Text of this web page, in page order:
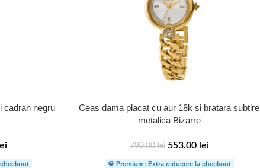
cadran negru
lei
Ceas dama placat cu aur 18k si bratara subtire
metalica Bizarre
790.00lei 553.00 lei
💎 Premium: Extra reducere la checkout